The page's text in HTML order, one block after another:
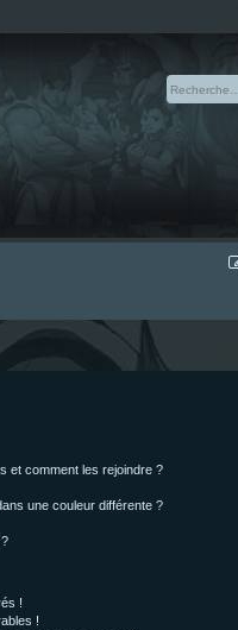
et comment les rejoindre ?
une couleur différente ?
!
!